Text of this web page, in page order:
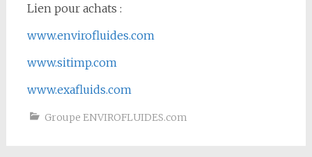
Lien pour achats :
www.envirofluides.com
www.sitimp.com
www.exafluids.com
Groupe ENVIROFLUIDES.com